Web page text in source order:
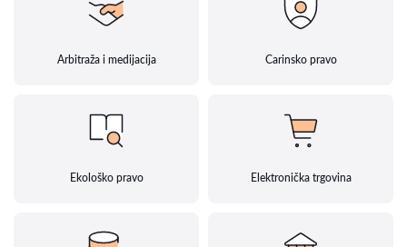
Arbitraža i medijacija Carinsko pravo
Ekološko pravo Elektronička trgovina